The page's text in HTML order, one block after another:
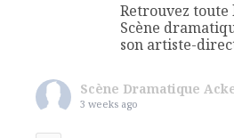
Retrouvez
Scène
son artiste-
Scène Dramatique
3 weeks ago